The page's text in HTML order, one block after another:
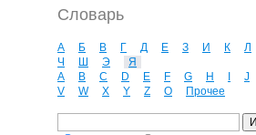
Словарь
А Б В Г Д Е З И К
Л
Ч
Ш Э
Я
A
B C D E F G H
J
V
W X Y Z О Прочее